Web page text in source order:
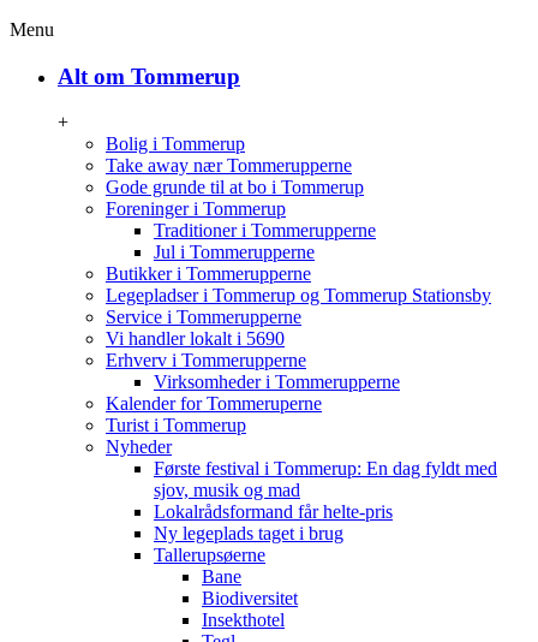
Menu
Alt om Tommerup
+
Bolig i Tommerup
Take away nær Tommerupperne
Gode grunde til at bo i Tommerup
Foreninger i Tommerup
Traditioner i Tommerupperne
Jul i Tommerupperne
Butikker i Tommerupperne
Legepladser i Tommerup og Tommerup Stationsby
Service i Tommerupperne
Vi handler lokalt i 5690
Erhverv i Tommerupperne
Virksomheder i Tommerupperne
Kalender for Tommeruperne
Turist i Tommerup
Nyheder
Første festival i Tommerup: En dag fyldt med
sjov, musik og mad
Lokalrådsformand får helte-pris
Ny legeplads taget i brug
Tallerupsøerne
Bane
Biodiversitet
Insekthotel